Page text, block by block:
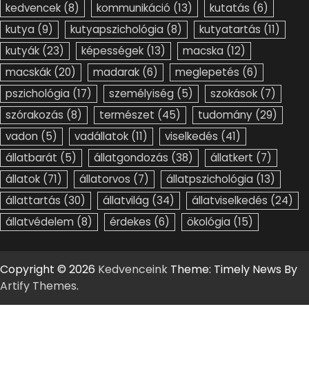
kedvencek (8) kommunikáció (13) kutatás (6)
kutya (9) kutyapszichológia (8) kutyatartás (11)
kutyák (23) képességek (13) macska (12)
macskák (20) madarak (6) meglepetés (6)
pszichológia (17) személyiség (5) szokások (7)
szórakozás (8) természet (45) tudomány (29)
vadon (5) vadállatok (11) viselkedés (41)
állatbarát (5) állatgondozás (38) állatkert (7)
állatok (71) állatorvos (7) állatpszichológia (13)
állattartás (30) állatvilág (34) állatviselkedés (24)
állatvédelem (8) érdekes (6) ökológia (15)
Copyright © 2026 Kedvenceink Theme: Timely News By
Artify Themes.